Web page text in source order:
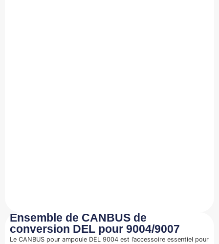
Ensemble de CANBUS de
conversion DEL pour 9004/9007
Le CANBUS pour ampoule DEL 9004 est l’accessoire essentiel pour